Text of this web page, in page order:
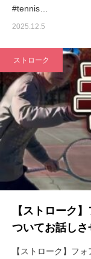
#tennis…
2025.12.5
ストローク
【ストローク
ついてお話し
【ストローク】フ